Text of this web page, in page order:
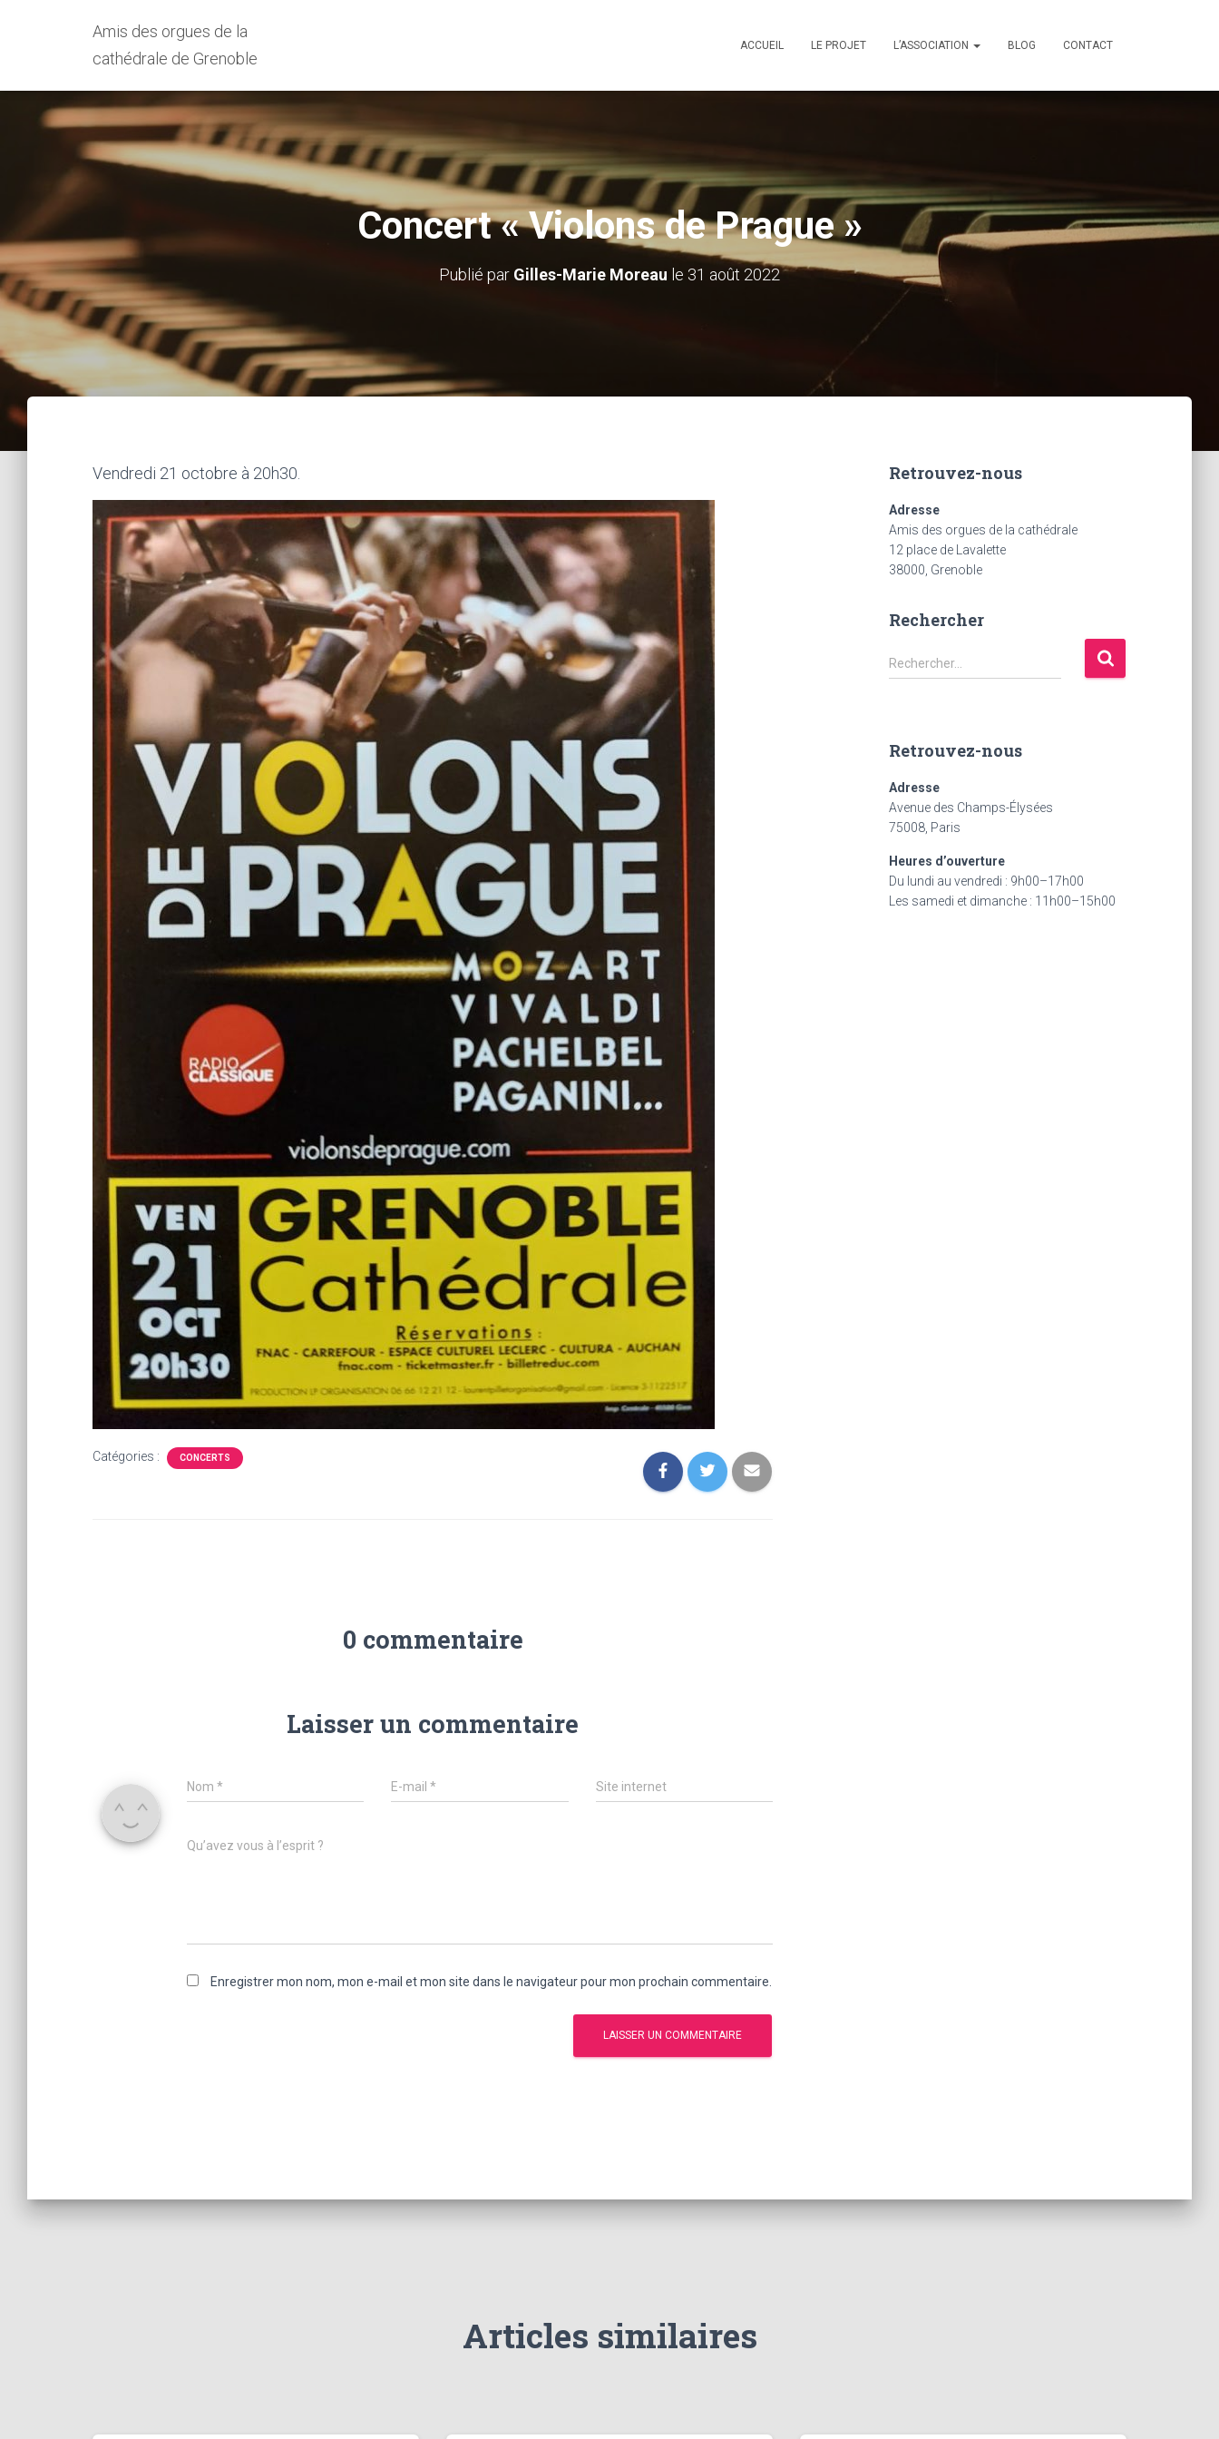
Amis des orgues de la
cathédrale de Grenoble
ACCUEIL LE PROJET L’ASSOCIATION BLOG CONTACT
Concert « Violons de Prague »
Publié par Gilles-Marie Moreau le 31 août 2022
Vendredi 21 octobre à 20h30.
Catégories : CONCERTS
0 commentaire
Laisser un commentaire
Nom * E-mail* Site internet
Qu’avez vous à l’esprit ?
Enregistrer mon nom, mon e-mail et mon site dans le navigateur pour mon prochain commentaire.
Retrouvez-nous
Adresse
Amis des orgues de la cathédrale
12 place de Lavalette
38000, Grenoble
Rechercher
R
e
r
h
e
r
:
Rechercher…
Retrouvez-nous
Adresse
Avenue des Champs-Élysées
75008, Paris
Heures d’ouverture
Du lundi au vendredi : 9h00–17h00
Les samedi et dimanche : 11h00–15h00
Articles similaires